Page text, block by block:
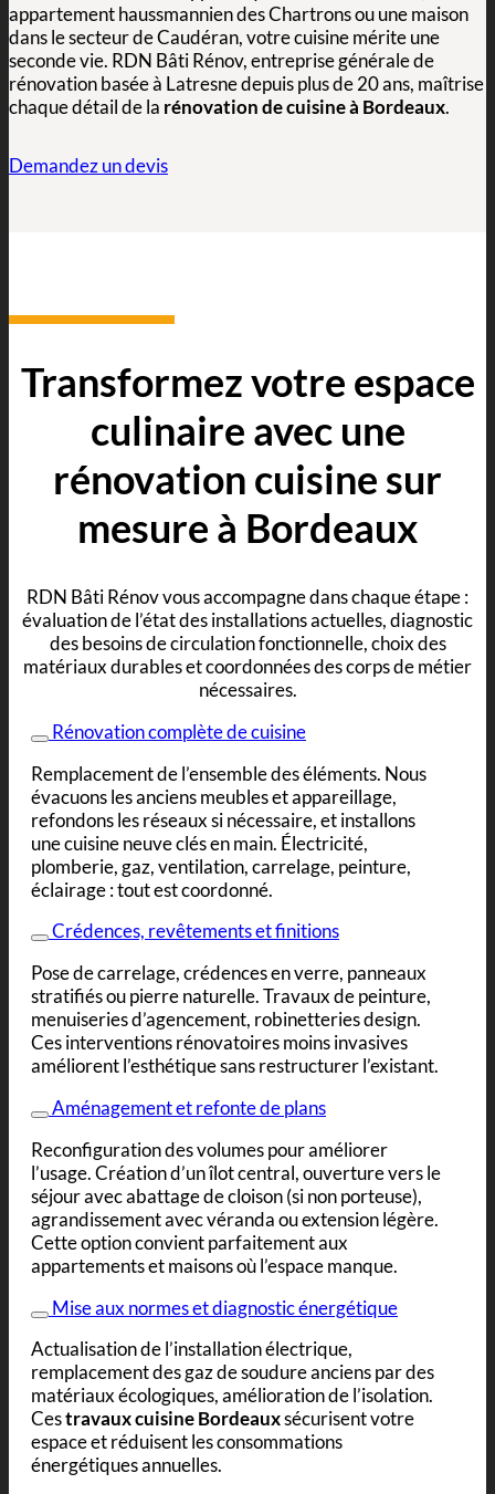
appartement haussmannien des Chartrons ou une maison
dans le secteur de Caudéran, votre cuisine mérite une
seconde vie. RDN Bâti Rénov, entreprise générale de
rénovation basée à Latresne depuis plus de 20 ans, maîtrise
chaque détail de la rénovation de cuisine à Bordeaux.
Demandez un devis
Transformez votre espace
culinaire avec une
rénovation cuisine sur
mesure à Bordeaux
RDN Bâti Rénov vous accompagne dans chaque étape :
évaluation de l’état des installations actuelles, diagnostic
des besoins de circulation fonctionnelle, choix des
matériaux durables et coordonnées des corps de métier
nécessaires.
Rénovation complète de cuisine
Remplacement de l’ensemble des éléments. Nous
évacuons les anciens meubles et appareillage,
refondons les réseaux si nécessaire, et installons
une cuisine neuve clés en main. Électricité,
plomberie, gaz, ventilation, carrelage, peinture,
éclairage : tout est coordonné.
Crédences, revêtements et finitions
Pose de carrelage, crédences en verre, panneaux
stratifiés ou pierre naturelle. Travaux de peinture,
menuiseries d’agencement, robinetteries design.
Ces interventions rénovatoires moins invasives
améliorent l’esthétique sans restructurer l’existant.
Aménagement et refonte de plans
Reconfiguration des volumes pour améliorer
l’usage. Création d’un îlot central, ouverture vers le
séjour avec abattage de cloison (si non porteuse),
agrandissement avec véranda ou extension légère.
Cette option convient parfaitement aux
appartements et maisons où l’espace manque.
Mise aux normes et diagnostic énergétique
Actualisation de l’installation électrique,
remplacement des gaz de soudure anciens par des
matériaux écologiques, amélioration de l’isolation.
Cestravaux cuisine Bordeauxsécurisent votre
espace et réduisent les consommations
énergétiques annuelles.